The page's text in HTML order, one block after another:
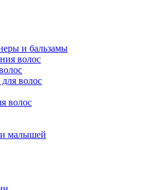
и бальзамы
волос
волос
волос
малышей